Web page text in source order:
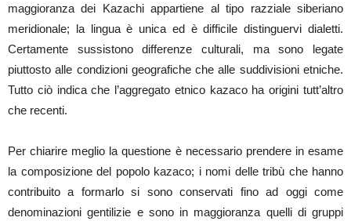
maggioranza dei Kazachi appartiene al tipo razziale siberiano
meridionale; la lingua è unica ed è difficile distinguervi dialetti.
Certamente sussistono differenze culturali, ma sono legate
piuttosto alle condizioni geografiche che alle suddivisioni etniche.
Tutto ciò indica che l’aggregato etnico kazaco ha origini tutt’altro
che recenti.
Per chiarire meglio la questione è necessario prendere in esame
la composizione del popolo kazaco; i nomi delle tribù che hanno
contribuito a formarlo si sono conservati fino ad oggi come
denominazioni gentilizie e sono in maggioranza quelli di gruppi